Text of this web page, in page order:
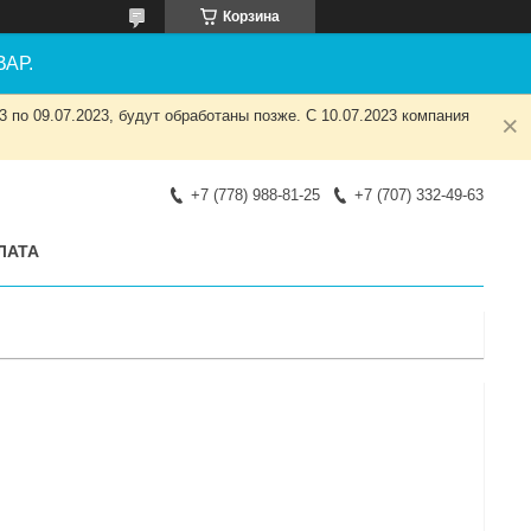
Корзина
09.07.2023, будут обработаны позже. С 10.07.2023 компания
+7 (778) 988-81-25 +7 (707) 332-49-63